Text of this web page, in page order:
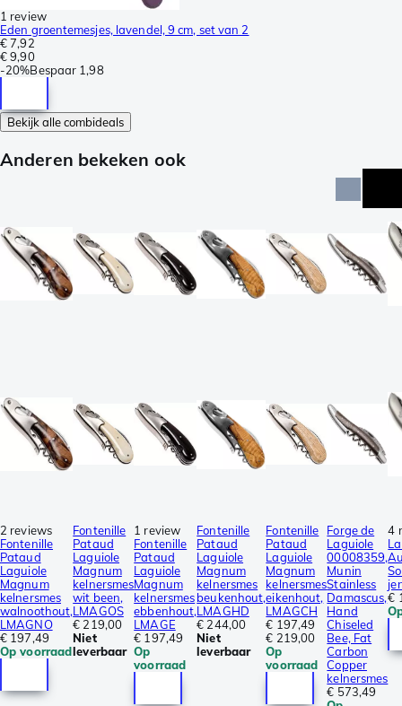
1 review
Eden groentemesjes, lavendel, 9 cm, set van 2
€ 7,92
€ 9,90
-20%Bespaar 1,98
Bekijk alle combideals
Anderen bekeken ook
2 reviews
Fontenille
Pataud
Laguiole
Magnum
kelnersmes
walnoothout,
LMAGNO
€ 197,49
Op voorraad
Fontenille
Pataud
Laguiole
Magnum
kelnersmes
wit been,
LMAGOS
€ 219,00
Niet
leverbaar
1 review
Fontenille
Pataud
Laguiole
Magnum
kelnersmes
ebbenhout,
LMAGE
€ 197,49
Op
voorraad
Fontenille
Pataud
Laguiole
Magnum
kelnersmes
beukenhout,
LMAGHD
€ 244,00
Niet
leverbaar
Fontenille
Pataud
Laguiole
Magnum
kelnersmes
eikenhout,
LMAGCH
€ 197,49
€ 219,00
Op
voorraad
Forge de
Laguiole
00008359,
Munin
Stainless
Damascus,
Hand
Chiseled
Bee, Fat
Carbon
Copper
kelnersmes
€ 573,49
4
€